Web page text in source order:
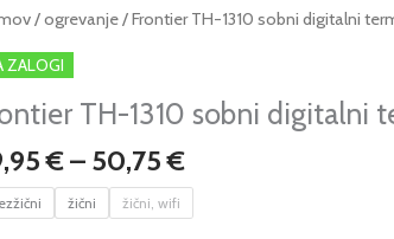
/ogrevanje/ Frontier TH-1310 sobni digitalni
ZALOGI
TH-1310 sobni digitalni
€– 50,75€
Cenovni
29,95 €
50,75 €
žični žični, wifi